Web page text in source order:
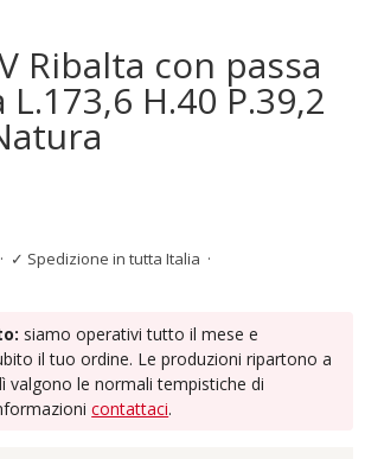
Ribalta con passa
L.173,6 H.40 P.39,2
· ✓ Spedizione in tutta Italia ·
siamo operativi tutto il mese e
il tuo ordine. Le produzioni ripartono a
valgono le normali tempistiche di
contattaci.